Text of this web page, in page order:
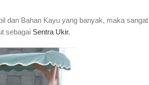
dan Bahan Kayu yang banyak, maka sangat
sebagai Sentra Ukir.